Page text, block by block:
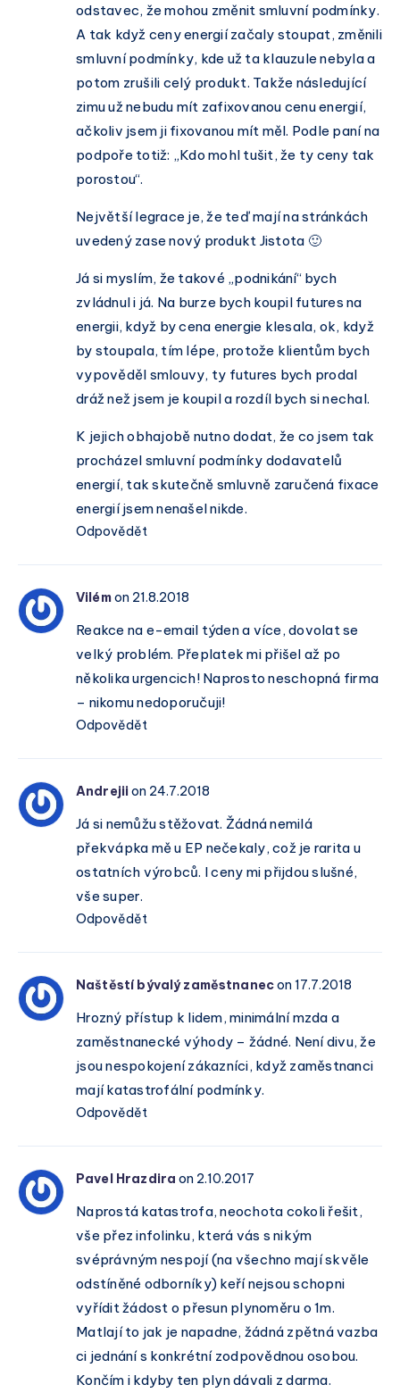
odstavec, že mohou změnit smluvní podmínky.
A tak když ceny energií začaly stoupat, změnili
smluvní podmínky, kde už ta klauzule nebyla a
potom zrušili celý produkt. Takže následující
zimu už nebudu mít zafixovanou cenu energií,
ačkoliv jsem ji fixovanou mít měl. Podle paní na
podpoře totiž: „Kdo mohl tušit, že ty ceny tak
porostou“.
Největší legrace je, že teď mají na stránkách
uvedený zase nový produkt Jistota 🙂
Já si myslím, že takové „podnikání“ bych
zvládnul i já. Na burze bych koupil futures na
energii, když by cena energie klesala, ok, když
by stoupala, tím lépe, protože klientům bych
vypověděl smlouvy, ty futures bych prodal
dráž než jsem je koupil a rozdíl bych si nechal.
K jejich obhajobě nutno dodat, že co jsem tak
procházel smluvní podmínky dodavatelů
energií, tak skutečně smluvně zaručená fixace
energií jsem nenašel nikde.
Odpovědět
Vilémon 21.8.2018
Reakce na e-email týden a více, dovolat se
velký problém. Přeplatek mi přišel až po
několika urgencich! Naprosto neschopná firma
– nikomu nedoporučuji!
Odpovědět
Andrejiion 24.7.2018
Já si nemůžu stěžovat. Žádná nemilá
překvápka mě u EP nečekaly, což je rarita u
ostatních výrobců. I ceny mi přijdou slušné,
vše super.
Odpovědět
Naštěstí bývalý zaměstnanecon 17.7.2018
Hrozný přístup k lidem, minimální mzda a
zaměstnanecké výhody – žádné. Není divu, že
jsou nespokojení zákazníci, když zaměstnanci
mají katastrofální podmínky.
Odpovědět
Pavel Hrazdira on 2.10.2017
Naprostá katastrofa, neochota cokoli řešit,
vše přez infolinku, která vás s nikým
svéprávným nespojí (na všechno mají skvěle
odstíněné odborníky) keří nejsou schopni
vyřídit žádost o přesun plynoměru o 1m.
Matlají to jak je napadne, žádná zpětná vazba
ci jednání s konkrétní zodpovědnou osobou.
Končím i kdyby ten plyn dávali z darma.